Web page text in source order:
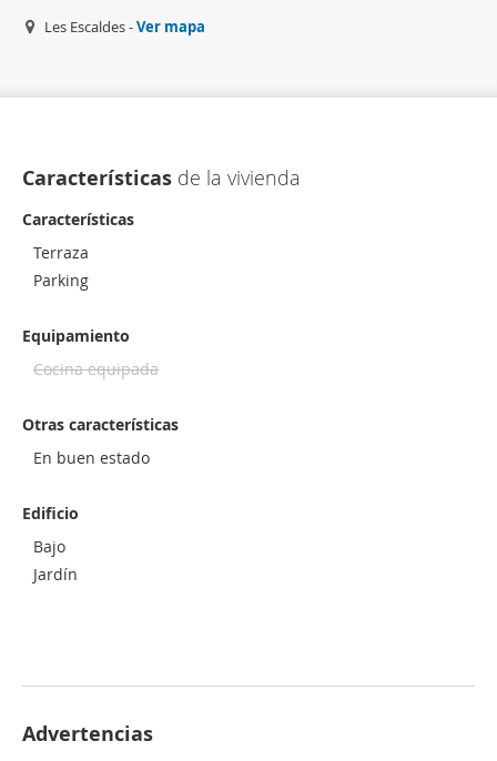
Les Escaldes -Ver mapa
Características de la vivienda
Características
Terraza
Parking
Equipamiento
Cocina equipada
Otras características
En buen estado
Edificio
Bajo
Jardín
Advertencias